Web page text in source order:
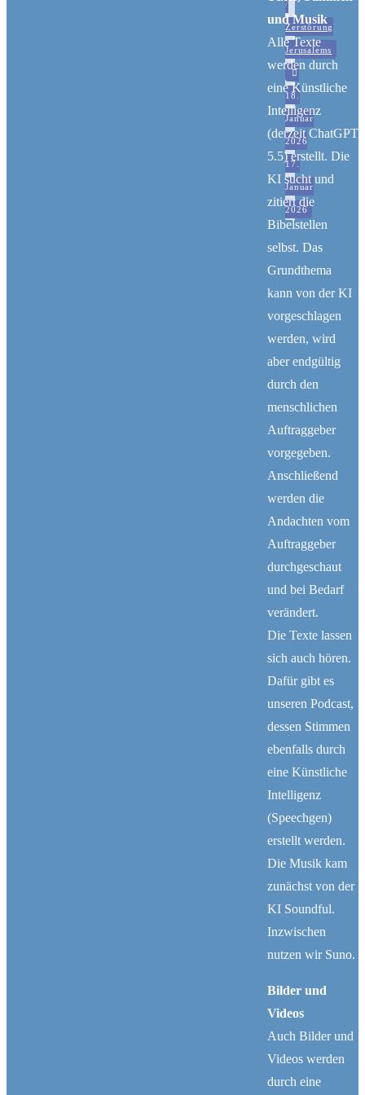
/
Zerstörung
Jerusalems
18.
Januar
2026
17.
Januar
2026
Wenn
alles
tot
scheint"
und Musik
Alle Texte
werden durch
eine Künstliche
Intelligenz
(derzeit ChatGPT
5.5) erstellt. Die
KI sucht und
zitiert die
Bibelstellen
selbst. Das
Grundthema
kann von der KI
vorgeschlagen
werden, wird
aber endgültig
durch den
menschlichen
Auftraggeber
vorgegeben.
Anschließend
werden die
Andachten vom
Auftraggeber
durchgeschaut
und bei Bedarf
verändert.
Die Texte lassen
sich auch hören.
Dafür gibt es
unseren Podcast,
dessen Stimmen
ebenfalls durch
eine Künstliche
Intelligenz
(Speechgen)
erstellt werden.
Die Musik kam
zunächst von der
KI Soundful.
Inzwischen
nutzen wir Suno.
Bilder und
Videos
Auch Bilder und
Videos werden
durch eine